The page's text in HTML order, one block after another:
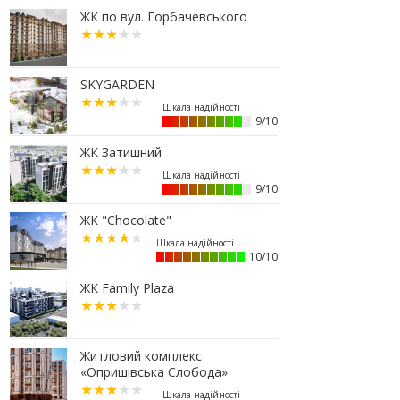
16:47
Дешевші, але недоступні: скільки
коштує житло за програмою
«єОселя» в містах заходу України
13:44
Сільські будинки в західному
регіоні дорожчають у рази
швидше, ніж в містах
16:15
Паркування без зайвих турбот –
обирайте підземні паркінги ЖР
“Княгинин”
13:08
Малозабезпеченим франківцям
безкоштовно встановлюють
лічильники води
19:24
Корпус 31/1 ЖР "Княгинин" –
актуальний стан будівництва
(ФОТО)
03.07.2026
12:30
Що обрати: розстрочку чи
ЖК по вул. Горбачевського
SKYGARDEN
9/10
ЖК Затишний
9/10
ЖК "Chocolate"
10/10
ЖК Family Plaza
Житловий комплекс
«Опришівська Слобода»